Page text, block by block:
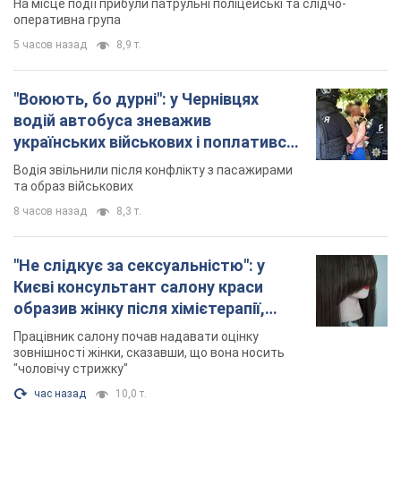
та образ військових
"Не слідкує за сексуальністю": у
Києві консультант салону краси
образив жінку після хімієтерапії,
розгорівся скандал. Фото
зовнішності жінки, сказавши, що вона носить
"чоловічу стрижку"
час назад 10,0 т.